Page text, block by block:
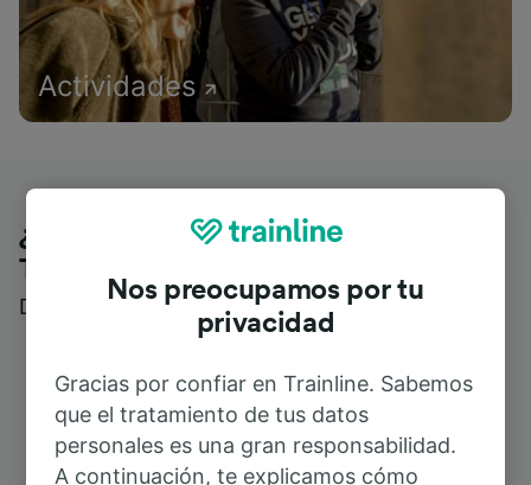
Actividades
¿Qué piensan nuestros clientes de
Trainline?
Descubre reseñas reales de nuestros viajeros
Nos preocupamos por tu
privacidad
Gracias por confiar en Trainline. Sabemos
que el tratamiento de tus datos
personales es una gran responsabilidad.
A continuación, te explicamos cómo